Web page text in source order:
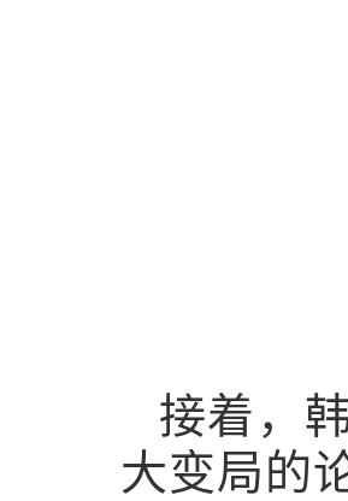
接着，
大变局的